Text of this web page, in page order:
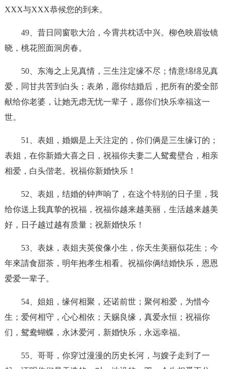
XXX与XXX恭候您的到来。
49、昔日同窗歌大治，今霄共枕话中兴。柳色映眉妆镜
晓，桃花照面洞房春。
50、东海之上见真情，三生注定缘不尽；情意绵绵见真
爱，同甘共苦到白头；表弟，愿你结婚后，把所有的爱全部
献给你老婆，让她无虑无忧一辈子，愿你们快乐幸福这一
世。
51、表姐，婚姻是上天注定的，你们俩是三生缘订的；
表姐，在你新婚大喜之日，祝福你夫妻二人鸳鸯壁合，相亲
相爱，白头偕老。祝福你新婚快乐！
52、表姐，结婚的钟声响了，在这个特别的日子里，我
给你送上我真挚的祝福，祝福你越来越美丽，生活越来越美
好，日子越过越有质量；祝新婚快乐！
53、表妹，表姐夫英俊像小生，你天生美丽似花生；今
年來請食甜茶，明年抱孝生相看。祝福你俩结婚快乐，恩恩
爱爱一辈子。
54、姐姐，缘何相聚，还诺前世；聚何相爱，为惜今
生；爱何相守，心心相依；天赐良缘，真爱永恒；祝福你
们，鸳鸯蝴蝶，永沐爱河，新婚快乐，永远幸福。
55、哥哥，你穿过漫漫的历史长河，与嫂子走到了一